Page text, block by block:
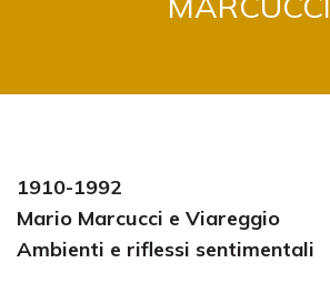
1910-1992
Mario Marcucci e Viareggio
Ambienti e riflessi sentimentali